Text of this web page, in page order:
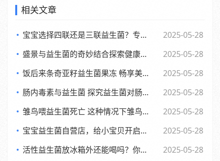
相关文章
宝宝选择四联还是三联益生菌？专家观点大，妈妈们必看
2025-05-28
盛景与益生菌的奇妙结合探索健康新生活方式
2025-05-28
饭后来条奇亚籽益生菌果冻 畅享美味与健康的小确幸
2025-05-28
肠内毒素与益生菌 探究益生菌对肠内毒素的作用及功效
2025-05-28
雏鸟喂益生菌死亡 这种情况下雏鸟还能否食用
2025-05-28
宝宝益生菌自营店，给小宝贝开启肠道新世界，舒适快乐每一天
2025-05-28
活性益生菌放冰箱外还能喝吗？你可能不知道的
2025-05-28